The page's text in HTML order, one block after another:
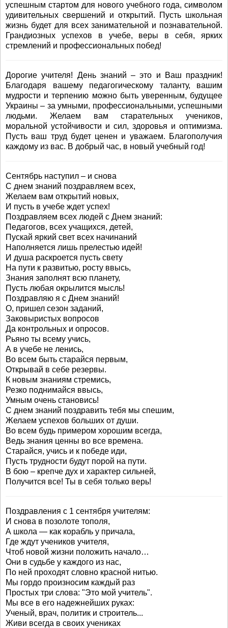
успешным стартом для нового учебного года, символом
удивительных свершений и открытий. Пусть школьная
жизнь будет для всех занимательной и познавательной.
Грандиозных успехов в учебе, веры в себя, ярких
стремлений и профессиональных побед!
Дорогие учителя! День знаний – это и Ваш праздник!
Благодаря вашему педагогическому таланту, вашим
мудрости и терпению можно быть уверенным, будущее
Украины – за умными, профессиональными, успешными
людьми. Желаем вам старательных учеников,
моральной устойчивости и сил, здоровья и оптимизма.
Пусть ваш труд будет ценен и уважаем. Благополучия
каждому из вас. В добрый час, в новый учебный год!
Сентябрь наступил – и снова
С днем знаний поздравляем всех,
Желаем вам открытий новых,
И пусть в учебе ждет успех!
Поздравляем всех людей с Днем знаний:
Педагогов, всех учащихся, детей,
Пускай яркий свет всех начинаний
Наполняется лишь прелестью идей!
И душа раскроется пусть свету
На пути к развитью, росту ввысь,
Знания заполнят всю планету,
Пусть любая окрылится мысль!
Поздравляю я с Днем знаний!
О, пришел сезон заданий,
Заковыристых вопросов
Да контрольных и опросов.
Рьяно ты всему учись,
А в учебе не ленись,
Во всем быть старайся первым,
Открывай в себе резервы.
К новым знаниям стремись,
Резко поднимайся ввысь,
Умным очень становись!
С днем знаний поздравить тебя мы спешим,
Желаем успехов больших от души.
Во всем будь примером хорошим всегда,
Ведь знания ценны во все времена.
Старайся, учись и к победе иди,
Пусть трудности будут порой на пути.
В бою – крепче дух и характер сильней,
Получится все! Ты в себя только верь!
Поздравления с 1 сентября учителям:
И снова в позолоте тополя,
А школа — как корабль у причала,
Где ждут учеников учителя,
Чтоб новой жизни положить начало…
Они в судьбе у каждого из нас,
По ней проходят словно красной нитью.
Мы гордо произносим каждый раз
Простых три слова: "Это мой учитель".
Мы все в его надежнейших руках:
Ученый, врач, политик и строитель...
Живи всегда в своих учениках